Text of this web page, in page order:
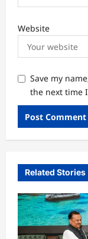
Website
Save my
the next time
Related Stories